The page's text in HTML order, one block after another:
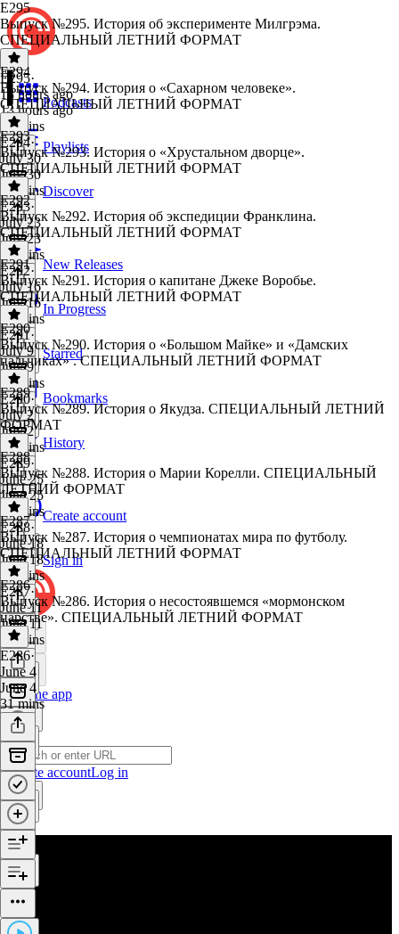
Podcasts
Playlists
Discover
New Releases
In Progress
Starred
Bookmarks
History
Create account
Sign in
Get the app
Create accountLog in
E295
Выпуск №295. История об эксперименте Милгрэма.
СПЕЦИАЛЬНЫЙ ЛЕТНИЙ ФОРМАТ
E295·
13 hours ago
13 hours ago
19 mins
E294
Выпуск №294. История о «Сахарном человеке».
СПЕЦИАЛЬНЫЙ ЛЕТНИЙ ФОРМАТ
E294·
July 30
July 30
16 mins
E293
Выпуск №293. История о «Хрустальном дворце».
СПЕЦИАЛЬНЫЙ ЛЕТНИЙ ФОРМАТ
E293·
July 23
July 23
30 mins
E292
Выпуск №292. История об экспедиции Франклина.
СПЕЦИАЛЬНЫЙ ЛЕТНИЙ ФОРМАТ
E292·
July 16
July 16
33 mins
E291
Выпуск №291. История о капитане Джеке Воробье.
СПЕЦИАЛЬНЫЙ ЛЕТНИЙ ФОРМАТ
E291·
July 9
July 9
39 mins
E290
Выпуск №290. История о «Большом Майке» и «Дамских
пальчиках» . СПЕЦИАЛЬНЫЙ ЛЕТНИЙ ФОРМАТ
E290·
July 2
July 2
33 mins
E289
Выпуск №289. История о Якудза. СПЕЦИАЛЬНЫЙ ЛЕТНИЙ
ФОРМАТ
E289·
June 25
June 25
31 mins
E288
Выпуск №288. История о Марии Корелли. СПЕЦИАЛЬНЫЙ
ЛЕТНИЙ ФОРМАТ
E288·
June 18
June 18
27 mins
E287
Выпуск №287. История о чемпионатах мира по футболу.
СПЕЦИАЛЬНЫЙ ЛЕТНИЙ ФОРМАТ
E287·
June 11
June 11
39 mins
E286
Выпуск №286. История о несостоявшемся «мормонском
царстве». СПЕЦИАЛЬНЫЙ ЛЕТНИЙ ФОРМАТ
E286·
June 4
June 4
31 mins